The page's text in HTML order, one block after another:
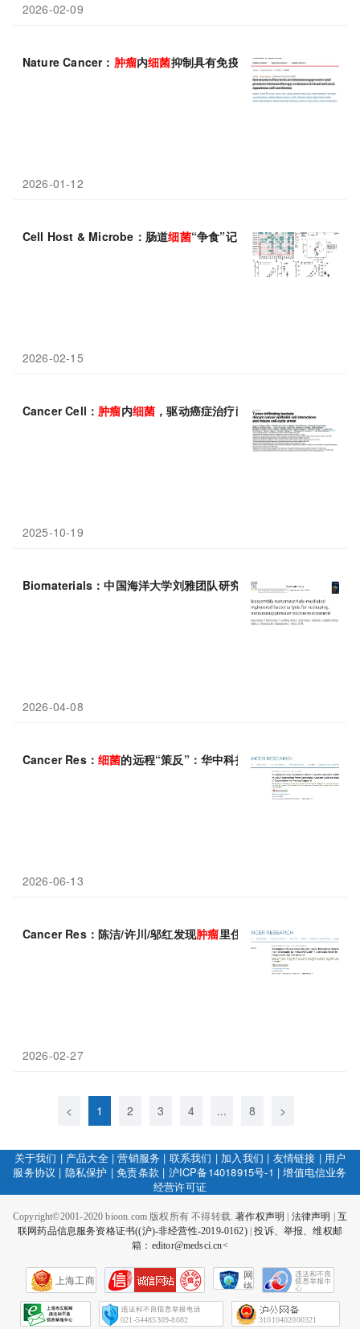
2026-02-09
Nature Cancer： 肿瘤内细菌抑制具有免疫抑制作用，促进癌症免
2026-01-12
Cell Host & Microbe：肠道细菌“争食”记！一口天冬酰胺，是喂
2026-02-15
Cancer Cell： 肿瘤内细菌 ，驱动癌症治疗耐药性
2025-10-19
Biomaterials：中国海洋大学刘雅团队研究设计细菌-纳米材料杂
2026-04-08
Cancer Res： 细菌的远程“策反”：华中科技大学赵刚团队发现具
2026-06-13
Cancer Res：陈洁/许川/邬红发现肿瘤里住着“友军”细菌 ，约氏
2026-02-27
< 1 2 3 4 ... 8 >
关于我们 | 产品大全|营销服务 | 联系我们 | 加入我们 | 友情链接 | 用户
服务协议 | 隐私保护 |免责条款 | 沪ICP备14018915号-1 |增值电信业务
经营许可证
Copyright©2001-2020 bioon.com 版权所有 不得转载.著作权声明 法律声明
互
联网药品信息服务资格证书((沪)-非经营性-2019-0162)|投诉、举报、维权邮
箱：editor@medsci.cn<
上海工商
网
络
会
征
021-54485309-8082 31010402000321